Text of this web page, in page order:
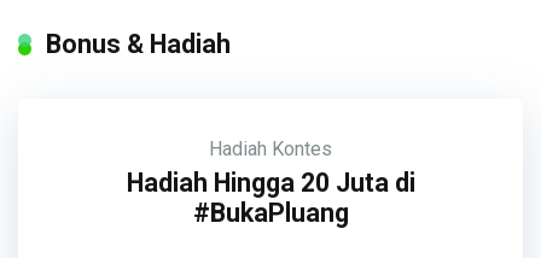
Bonus & Hadiah
Hadiah Kontes
Hadiah Hingga 20 Juta di
#BukaPluang